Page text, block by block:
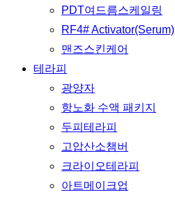
PDT여드름스케일링
RF4# Activator(Serum)
맨즈스킨케어
테라피
광양자
항노화 수액 패키지
두피테라피
고압산소챔버
크라이오테라피
아트메이크업